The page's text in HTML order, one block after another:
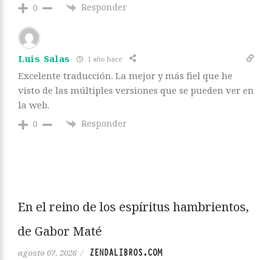
0 Responder
Luis Salas 1 año hace
Excelente traducción. La mejor y más fiel que he
visto de las múltiples versiones que se pueden ver en
la web.
0 Responder
En el reino de los espíritus hambrientos,
de Gabor Maté
agosto 07, 2026 / ZENDALIBROS.COM